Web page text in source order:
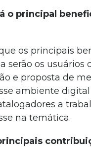
o principal
os principais
serão os usuários
e proposta de
ambiente
a
na temática.